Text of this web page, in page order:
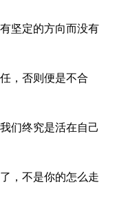
坚定的方向而没有
，否则便是不合
们终究是活在自己
，不是你的怎么走